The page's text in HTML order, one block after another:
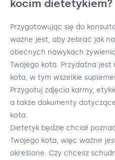
kocim dietetykiem?
Przygotowując się do
ważne jest, aby zebrać jak
obecnych nawykach
Twojego kota. Przydatna
kota, w tym wszelkie
Przygotuj zdjęcia karmy,
a także dokumenty
kota.
Dietetyk będzie chciał
Twojego kota, więc ważne
określone. Czy chcesz